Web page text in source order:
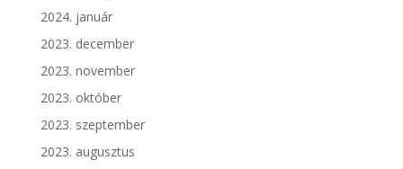
2024. január
2023. december
2023. november
2023. október
2023. szeptember
2023. augusztus